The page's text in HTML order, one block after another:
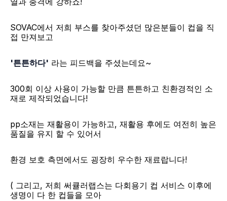
SOVAC에서 저희 부스를 찾아주셨던 많은분들이 컵을 직
접 만져보고
'튼튼하다' 라는 피드백을 주셨는데요~
300회 이상 사용이 가능할 만큼 튼튼하고 친환경적인 소
재로 제작되었습니다!​
pp소재는 재활용이 가능하고, 재활용 후에도 여전히 높은
품질을 유지 할 수 있어서
환경 보호 측면에서도 굉장히 우수한 재료랍니다!
​( 그리고, 저희 써큘러랩스는 다회용기 컵 서비스 이후에
생명이 다 한 컵들을 모아